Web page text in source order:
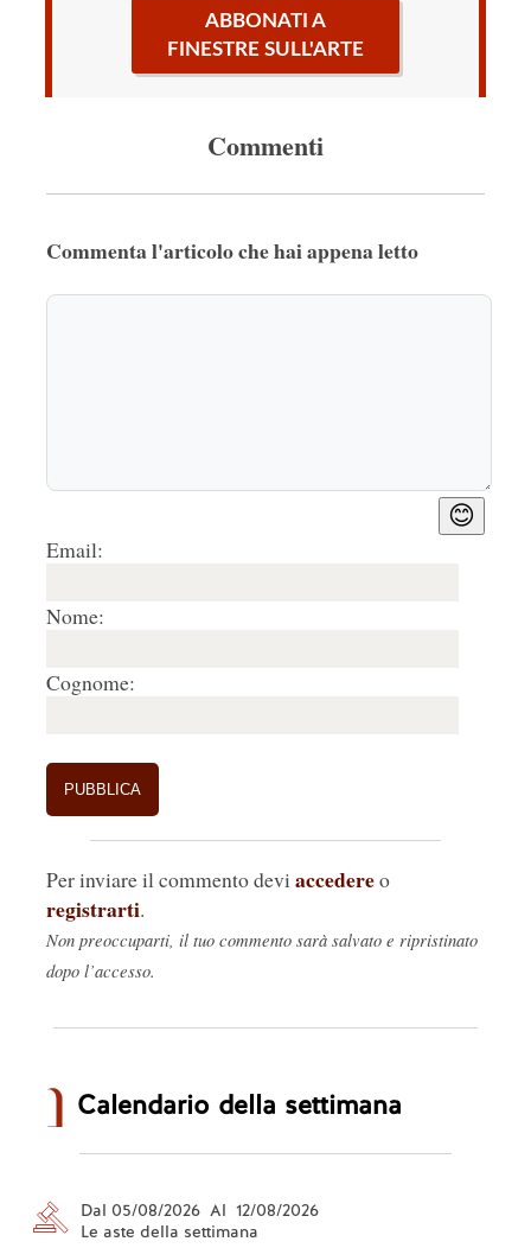
ABBONATI A
FINESTRE SULL'ARTE
Commenti
Commenta l'articolo che hai appena letto
😊
Email:
Nome:
Cognome:
Per inviare il commento devi accedereo
registrarti.
Non preoccuparti, il tuo commento sarà salvato e ripristinato
dopo l’accesso.
Calendario della settimana
Dal 05/08/2026 Al 12/08/2026
Le aste della settimana